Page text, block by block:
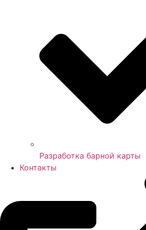
Разработка барной карты
Контакты